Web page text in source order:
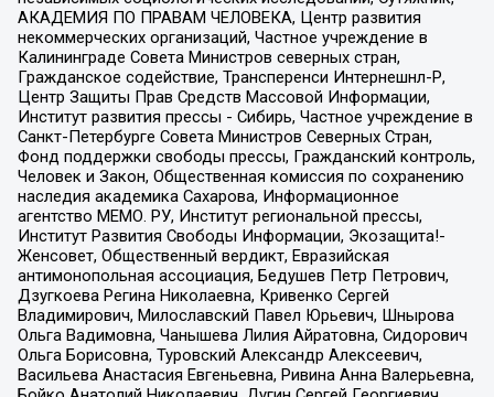
АКАДЕМИЯ ПО ПРАВАМ ЧЕЛОВЕКА, Центр развития
некоммерческих организаций, Частное учреждение в
Калининграде Совета Министров северных стран,
Гражданское содействие, Трансперенси Интернешнл-Р,
Центр Защиты Прав Средств Массовой Информации,
Институт развития прессы - Сибирь, Частное учреждение в
Санкт-Петербурге Совета Министров Северных Стран,
Фонд поддержки свободы прессы, Гражданский контроль,
Человек и Закон, Общественная комиссия по сохранению
наследия академика Сахарова, Информационное
агентство МЕМО. РУ, Институт региональной прессы,
Институт Развития Свободы Информации, Экозащита!-
Женсовет, Общественный вердикт, Евразийская
антимонопольная ассоциация, Бедушев Петр Петрович,
Дзугкоева Регина Николаевна, Кривенко Сергей
Владимирович, Милославский Павел Юрьевич, Шнырова
Ольга Вадимовна, Чанышева Лилия Айратовна, Сидорович
Ольга Борисовна, Туровский Александр Алексеевич,
Васильева Анастасия Евгеньевна, Ривина Анна Валерьевна,